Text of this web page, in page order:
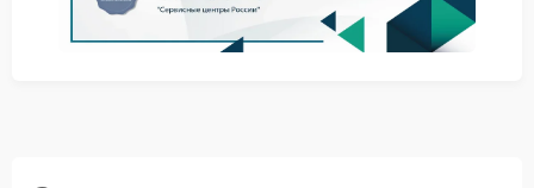
Проверить состояние аккумулятора.
Убедиться в стабильности электросети.
Очистить вентиляционные отверстия от пыли.